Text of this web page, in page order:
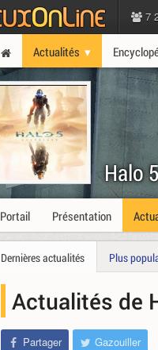
7
Actualités
Halo
Portail Présentation
Dernières actualités Plus
Actualités de
Partager Gazouiller